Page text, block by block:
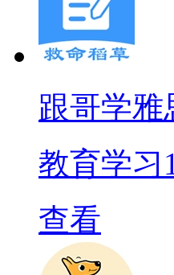
跟哥学雅
教育学习
查看